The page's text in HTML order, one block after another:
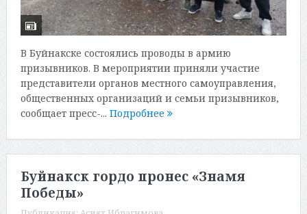
В Буйнакске состоялись проводы в армию
призывников. В мероприятии приняли участие
представители органов местного самоуправления,
общественных организаций и семьи призывников,
сообщает пресс-... Подробнее
Буйнакск гордо пронес «Знамя
Победы»